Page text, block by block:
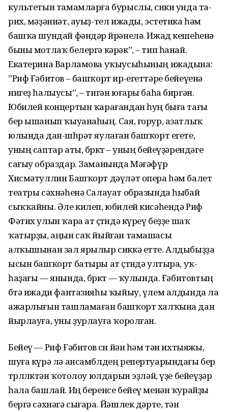
культетын тамамларға бурыслы, сөн­ки унда та­
рих, мәҙәниәт, ауыҙ-тел ижа­ды, эстетика һәм
башҡа шундай фәндәр өйрәнелә. Ижад кешеһенә
быны мотлаҡ белергә кәрәк”, – тип һанай.
Екатерина Варламова уҡыусыһының ижадына:
”Риф Ғәбитов – башҡорт ир-егеттәре бе­йеүенә
нигеҙ һалыусы”, – тигән юғары баһа биргән.
Юбилей концертын ҡарағандан һуң быға тағы
бер ышанып ҡыуана­һың. Сая, ғорур, азатлыҡ
юлында дан-шөһрәт яулаған башҡорт егете,
уның саптар аты, бөркөт – уның бейеүҙә­рендә­ге
сағыу образдар. Заманында Мәғәфүр
Хисмәтуллин Баш­ҡорт дәүләт опера һәм балет
театры сәх­нәһенә Салауат образында һыбай
сыҡ­ҡайны. Әле килеп, юбилей кисәһендә Риф
Фәтих улын ҡара ат өҫтөндә күреү беҙҙе шаҡ
ҡатырҙы, аңын саҡ йыйған тамашасы
алҡышынан зал ярылыр сиккә етте. Алдыбыҙҙа
ысын башҡорт батыры ат өҫтөндә ултыра, уҡ-
һаҙағы — янында, бөркөтө — ҡулында. Ғәбитовтың
бөтә ижади фантазияһы ҡыйыу, үлем ал­дында ла
ажар­лығын ташламаған башҡорт халҡына дан
йырлауға, уны ҙурлауға ҡоролған.
Бейеү — Риф Ғәбитов өсөн йән һәм тән ихтыяжы,
шуға күрә лә ансамблдең репертуарындағы бер
төрлөлөктән ҡотолоу юлдарын эҙләй, үҙе бейеүҙәр
һала башлай. Иң беренсе бейеү менән ҡурайҙы
бергә сәхнәгә сығара. Йәшлек дәрте, тән